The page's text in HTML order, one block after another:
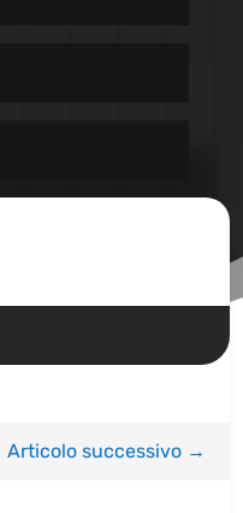
Articolo successivo→